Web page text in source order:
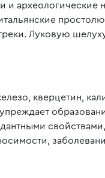
археологические
Луковую
кверцетин,